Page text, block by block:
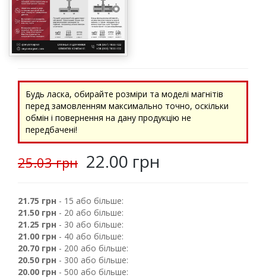
Будь ласка, обирайте розміри та моделі магнітів
перед замовленням максимально точно, оскільки
обмін і повернення на дану продукцію не
передбачені!
25.03 грн 22.00 грн
21.75 грн - 15 або більше:
21.50 грн - 20 або більше:
21.25 грн - 30 або більше:
21.00 грн - 40 або більше:
20.70 грн - 200 або більше:
20.50 грн - 300 або більше:
20.00 грн - 500 або більше: